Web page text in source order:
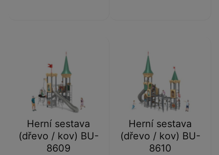
Herní sestava
(dřevo / kov) BU-
8609
Herní sestava
(dřevo / kov) BU-
8610